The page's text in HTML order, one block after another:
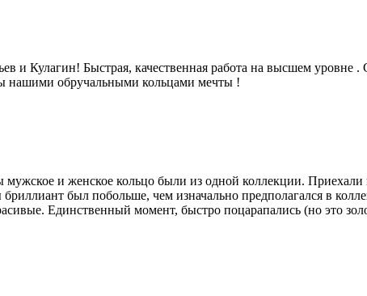
и Кулагин! Быстрая, качественная работа на высшем
нашими обручальными кольцами мечты !
и женское кольцо были из одной коллекции. Приехали
был побольше, чем изначально предполагался в
Единственный момент, быстро поцарапались (но это